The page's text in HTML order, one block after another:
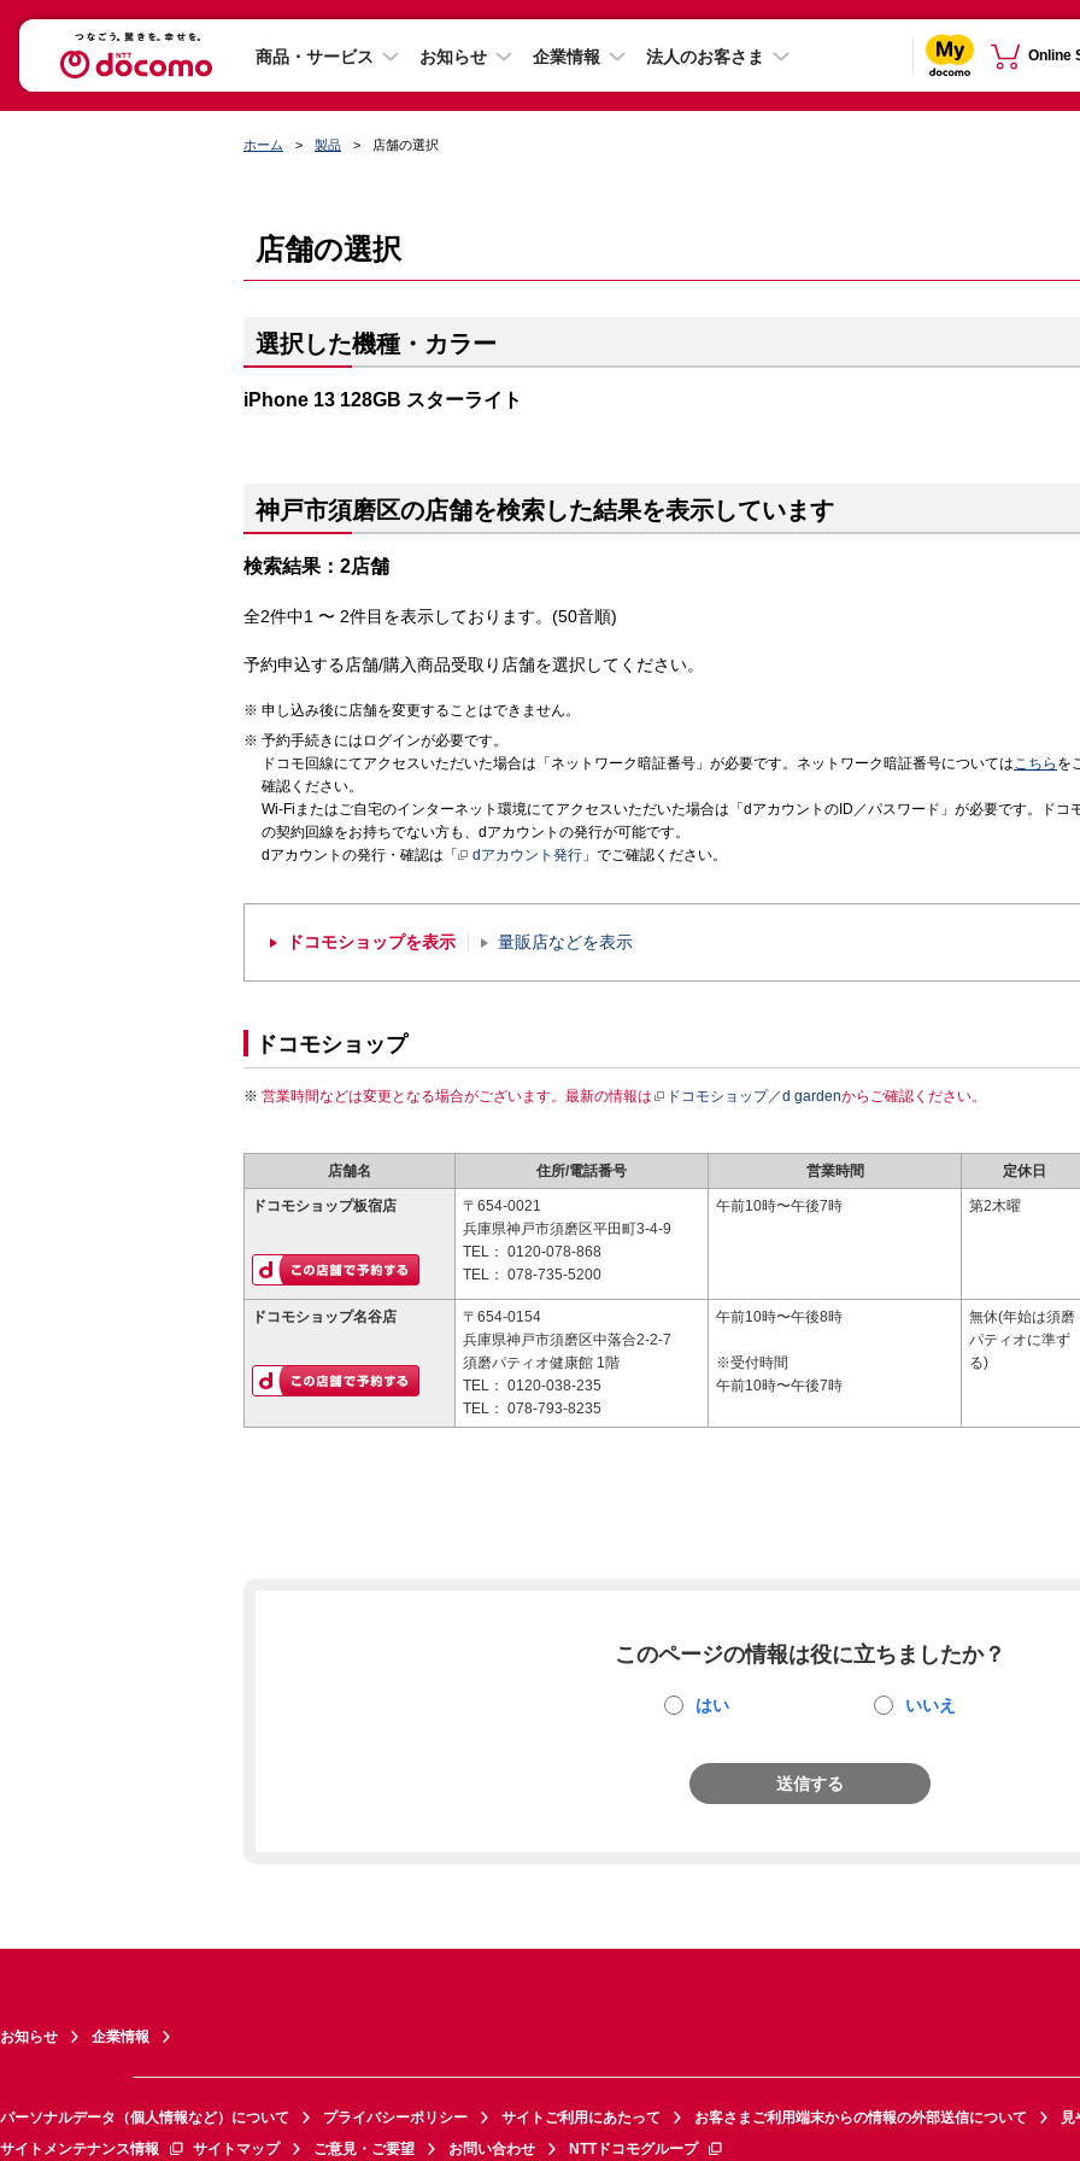
商品・サービス お知らせ 企業情報 法人のお客さま Online
ホーム 製品 店舗の選択
店舗の選択
選択した機種・カラー
iPhone 13 128GB スターライト
神戸市須磨区の店舗を検索した結果を表示しています
検索結果：2店舗
全2件中1 〜 2件目を表示しております。(50音順)
予約申込する店舗/購入商品受取り店舗を選択してください。
申し込み後に店舗を変更することはできません。
予約手続きにはログインが必要です。
ドコモ回線にてアクセスいただいた場合は「ネットワーク暗証番号」が必要です。ネットワーク暗証番号についてはこちら を
確認ください。
Wi-Fiまたはご自宅のインターネット環境にてアクセスいただいた場合は「dアカウントのID／パスワード」が必要です。ドコ
の契約回線をお持ちでない方も、dアカウントの発行が可能です。
dアカウントの発行・確認は「
dアカウント発行 」でご確認ください。
ドコモショップを表示 量販店などを表示
ドコモショップ
営業時間などは変更となる場合がございます。最新の情報は ドコモショップ／d gardenからご確認ください。
店舗名 住所/電話番号 営業時間 定休日
ドコモショップ板宿店
〒654-0021
兵庫県神戸市須磨区平田町3-4-9
TEL： 0120-078-868
TEL： 078-735-5200
午前10時〜午後7時 第2木曜
ドコモショップ名谷店
〒654-0154
兵庫県神戸市須磨区中落合2-2-7
須磨パティオ健康館 1階
TEL： 0120-038-235
TEL： 078-793-8235
午前10時〜午後8時
※受付時間
午前10時〜午後7時
無休(年始は須磨
パティオに準ず
る)
このページの情報は役に立ちましたか？
はい いいえ
送信する
お知らせ 企業情報
パーソナルデータ（個人情報など）について プライバシーポリシー サイトご利用にあたって お客さまご利用端末からの情報の外部送信について
見
サイトメンテナンス情報
サイトマップ ご意見・ご要望 お問い合わせ NTTドコモグループ